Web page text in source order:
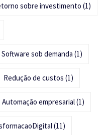
sobre investimento (1)
Software sob demanda (1)
Redução de custos (1)
Automação empresarial(1)
(11)